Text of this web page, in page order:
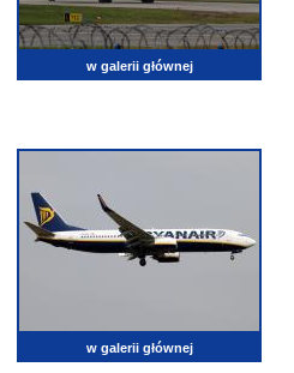
w galerii głównej
w galerii głównej